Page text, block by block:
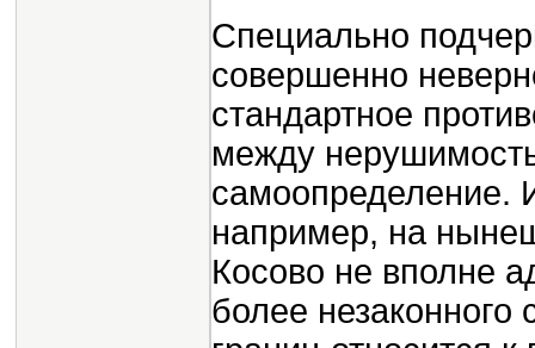
Специально
совершенно
стандартное
между
самоопределение.
например, на
Косово не вполне
более